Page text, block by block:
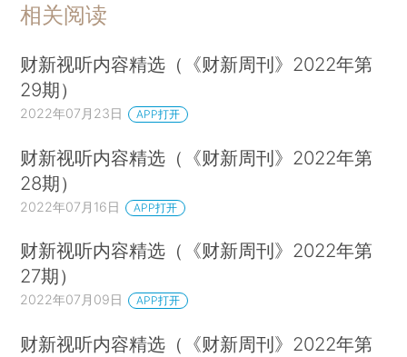
相关阅读
财新视听内容精选（《财新周刊》2022年第
29期）
2022年07月23日 APP打开
财新视听内容精选（《财新周刊》2022年第
28期）
2022年07月16日 APP打开
财新视听内容精选（《财新周刊》2022年第
27期）
2022年07月09日 APP打开
财新视听内容精选（《财新周刊》2022年第